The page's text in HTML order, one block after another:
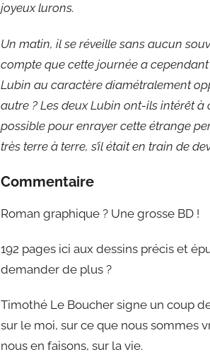
joyeux lurons.
Un matin, il se réveille sans aucun
compte que cette journée a
Lubin au caractère diamétralement
autre ? Les deux Lubin ont-ils intérêt
possible pour enrayer cette étrange
très terre à terre, s’il était en train de
Commentaire
Roman graphique ? Une grosse BD !
192 pages ici aux dessins précis et
demander de plus ?
Timothé Le Boucher signe un coup
sur le moi, sur ce que nous sommes
nous en faisons, sur la vie.